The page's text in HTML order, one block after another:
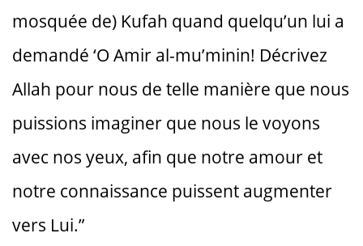
mosquée de) Kufah quand quelqu’un lui a
demandé ‘O Amir al-mu’minin! Décrivez
Allah pour nous de telle manière que nous
puissions imaginer que nous le voyons
avec nos yeux, afin que notre amour et
notre connaissance puissent augmenter
vers Lui.”